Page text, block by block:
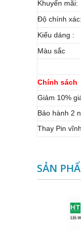
Khuyến mãi:
Độ chính xác:
Kiểu dáng :
Màu sắc
Chính sách
Giảm 10%
Bảo hành 2
Thay Pin
SẢN